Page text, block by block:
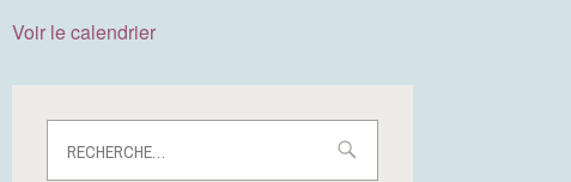
Voir le calendrier